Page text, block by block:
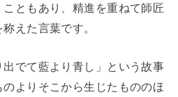
ともあり、精進を重ねて師匠
えた言葉です。
出でて藍より青し」という故事
よりそこから生じたもののほ